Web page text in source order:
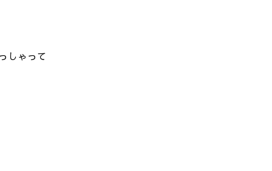
しゃって